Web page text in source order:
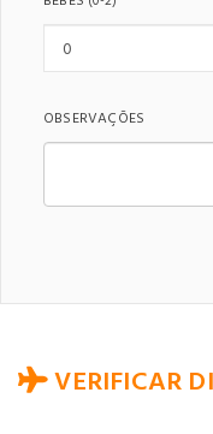
OBSERVAÇÕES
VERIFICAR